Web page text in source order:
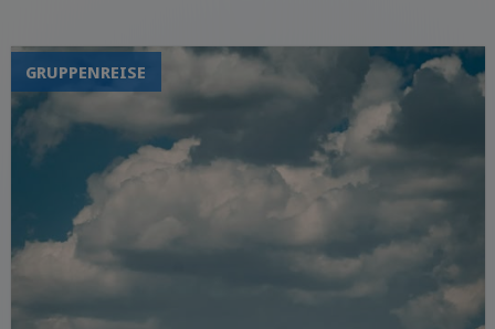
GRUPPENREISE